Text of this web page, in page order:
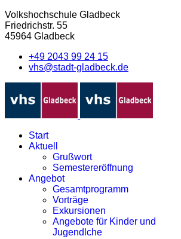
Volkshochschule Gladbeck
Friedrichstr. 55
45964 Gladbeck
+49 2043 99 24 15
vhs@stadt-gladbeck.de
Start
Aktuell
Grußwort
Semestereröffnung
Angebot
Gesamtprogramm
Vorträge
Exkursionen
Angebote für Kinder und
Jugendlche